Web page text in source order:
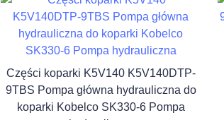
Części koparki K5V140 K5V140DTP-
9TBS Pompa główna hydrauliczna do
koparki Kobelco SK330-6 Pompa